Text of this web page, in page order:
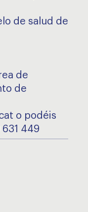
de salud de
de
de
o podéis
631 449